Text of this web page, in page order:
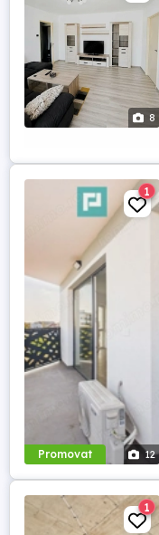
8
Promovat 12
1
1